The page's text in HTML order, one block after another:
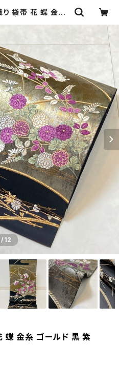
袋帯 花 蝶 金糸
/12
蝶 金糸 ゴールド 黒 紫